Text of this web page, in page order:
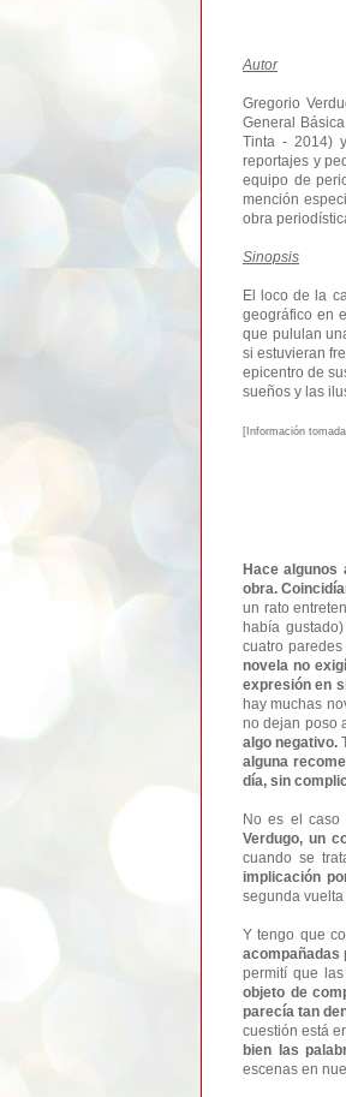
Autor
Gregorio
General
Tinta - 2014)
reportajes y
equipo de
mención
obra
Sinopsis
El loco de la
geográfico en
que pululan
si estuvieran
epicentro de
sueños y las
[Información
Hace algunos
obra.
un rato
había gustado)
cuatro
novela no
expresión en
hay muchas
no dejan poso
algo negativo.
alguna
día, sin
No es el caso
Verdugo, un
cuando se
implicación
segunda
Y tengo que
acompañadas
permití que
objeto de
parecía tan
cuestión está
bien las
escenas en